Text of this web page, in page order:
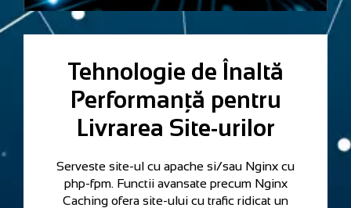
Tehnologie de Înaltă
Performanță pentru
Livrarea Site-urilor
Serveste site-ul cu apache si/sau Nginx cu
php-fpm. Functii avansate precum Nginx
Caching ofera site-ului cu trafic ridicat un